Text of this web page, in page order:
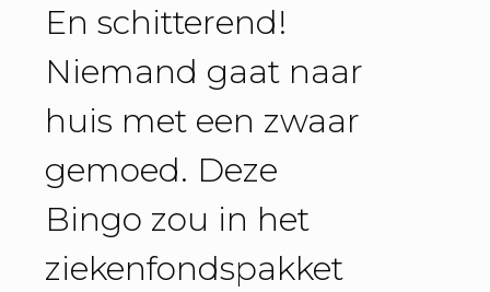
En schitterend!
Niemand gaat naar
huis met een zwaar
gemoed. Deze
Bingo zou in het
ziekenfondspakket